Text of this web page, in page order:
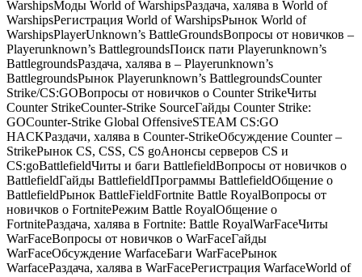
WarshipsМоды World of WarshipsРаздача, халява в World of
WarshipsРегистрация World of WarshipsРынок World of
WarshipsPlayerUnknown’s BattleGroundsВопросы от новичков –
Playerunknown’s BattlegroundsПоиск пати Playerunknown’s
BattlegroundsРаздача, халява в – Playerunknown’s
BattlegroundsРынок Playerunknown’s BattlegroundsCounter
Strike/CS:GOВопросы от новичков о Counter StrikeЧиты
Counter StrikeCounter-Strike SourceГайды Counter Strike:
GOCounter-Strike Global OffensiveSTEAM CS:GO
HACKРаздачи, халява в Counter-StrikeОбсуждение Counter –
StrikeРынок CS, CSS, CS goАнонсы серверов CS и
CS:goBattlefieldЧиты и баги BattlefieldВопросы от новичков о
BattlefieldГайды BattlefieldПрограммы BattlefieldОбщение о
BattlefieldРынок BattleFieldFortnite Battle RoyalВопросы от
новичков о FortniteРежим Battle RoyalОбщение о
FortniteРаздача, халява в Fortnite: Battle RoyalWarFaceЧиты
WarFaceВопросы от новичков о WarFaceГайды
WarFaceОбсуждение WarfaceБаги WarFaceРынок
WarfaceРаздача, халява в WarFaceРегистрация WarfaceWorld of